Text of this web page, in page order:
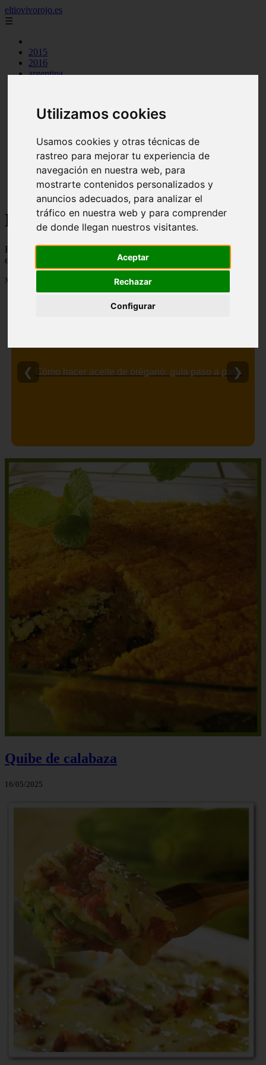
Utilizamos cookies
Usamos cookies y otras técnicas de
rastreo para mejorar tu experiencia de
navegación en nuestra web, para
mostrarte contenidos personalizados y
anuncios adecuados, para analizar el
tráfico en nuestra web y para comprender
de donde llegan nuestros visitantes.
Aceptar
Rechazar
Configurar
eltiovivorojo.es
☰
2015
2016
argentina
huevos
otros
postres
producto
reposteria
venezuela
verduras
Recetas faciles y rápidas
Recetas de comidas rapidas y fáciles de preparar, con ingredientes
ecónomicos y baratos
Mostrando 1 - 5 de 5 artículos
Contraindicaciones del espino amarillo: conocelas
ahora
❮ ❯
Quibe de calabaza
16/05/2025